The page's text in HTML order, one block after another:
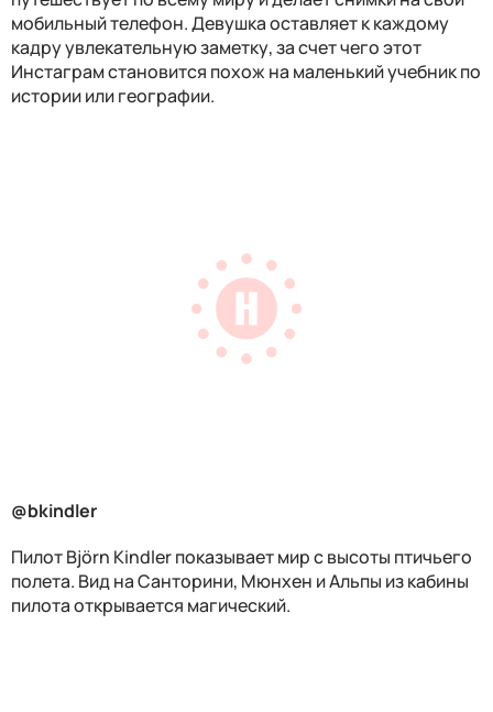
мобильный телефон. Девушка оставляет к каждому
кадру увлекательную заметку, за счет чего этот
Инстаграм становится похож на маленький учебник по
истории или географии.
@bkindler
ПилотBjörn Kindler показывает мир с высоты птичьего
полета. Вид на Санторини, Мюнхен и Альпы из кабины
пилота открывается магический.